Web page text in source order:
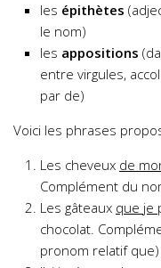
les épithètes
le nom)
les appositions
entre virgules,
par de)
Voici les phrases
Les cheveux de
Complément du
Les gâteaux que je
chocolat.
pronom relatif que)